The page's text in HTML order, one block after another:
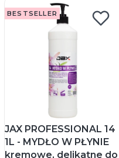
BESTSELLER
JAX PROFESSIONAL 14
1L - MYDŁO W PŁYNIE
kremowe, delikatne do